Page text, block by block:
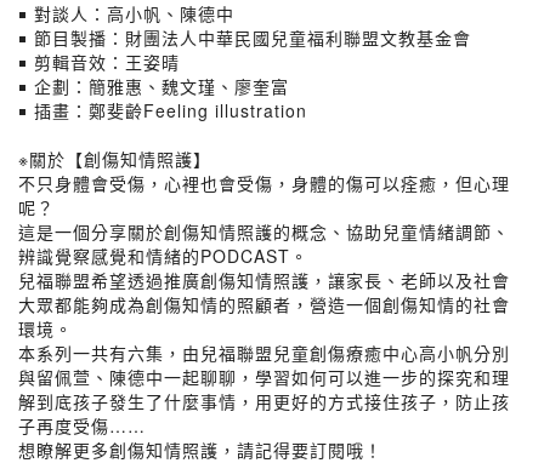
￭ 對談人：高小帆、陳德中
￭ 節目製播：財團法人中華民國兒童福利聯盟文教基金會
￭ 剪輯音效：王姿晴
￭ 企劃：簡雅惠、魏文瑾、廖奎富
￭ 插畫：鄭斐齡Feeling illustration
※關於【創傷知情照護】
不只身體會受傷，心裡也會受傷，身體的傷可以痊癒，但心理
呢？
這是一個分享關於創傷知情照護的概念、協助兒童情緒調節、
辨識覺察感覺和情緒的PODCAST。
兒福聯盟希望透過推廣創傷知情照護，讓家長、老師以及社會
大眾都能夠成為創傷知情的照顧者，營造一個創傷知情的社會
環境。
本系列一共有六集，由兒福聯盟兒童創傷療癒中心高小帆分別
與留佩萱、陳德中一起聊聊，學習如何可以進一步的探究和理
解到底孩子發生了什麼事情，用更好的方式接住孩子，防止孩
子再度受傷……
想瞭解更多創傷知情照護，請記得要訂閱哦！